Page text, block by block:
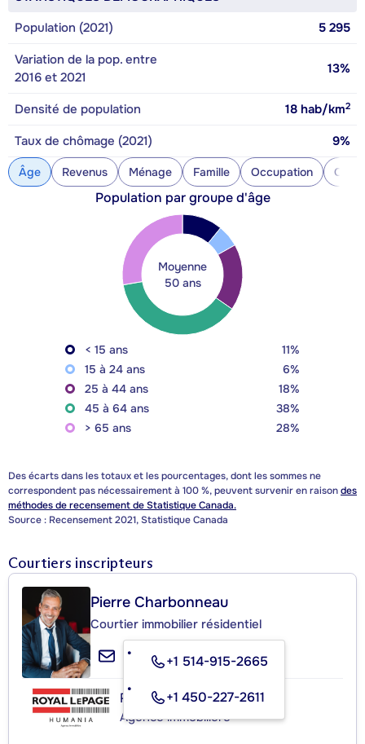
Population (2021)
5 295
Variation de la pop. entre
2016 et 2021
13%
Densité de population 18 hab/km2
Taux de chômage (2021) 9%
Âge Revenus Ménage Famille Occupation
Population par groupe d'âge
Moyenne
50 ans
< 15 ans
11%
15 à 24 ans
6%
25 à 44 ans
18%
45 à 64 ans
38%
> 65 ans
28%
Des écarts dans les totaux et les pourcentages, dont les sommes ne
correspondent pas nécessairement à 100 %, peuvent survenir en raisondes
méthodes de recensement de Statistique Canada.
Source : Recensement 2021, Statistique Canada
Courtiers inscripteurs
Pierre Charbonneau
Courtier immobilier résidentiel
+1 514-915-2665
+1 450-227-2611
ROYAL LEPAGE HUMANIA
Agence immobilière